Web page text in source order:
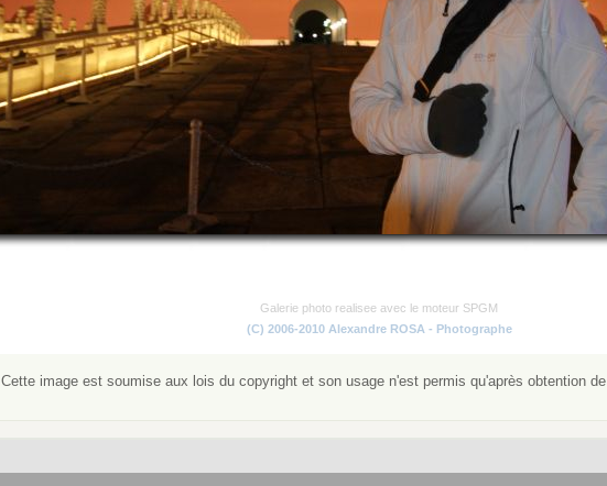
Galerie photo realisee avec le moteur SPGM
(C) 2006-2010 Alexandre ROSA - Photographe
Cette image est soumise aux lois du copyright et son usage n'est permis qu'après obtention de